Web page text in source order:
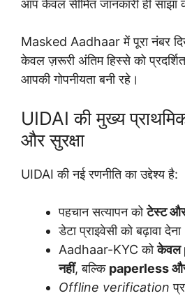
आप केवल सीमित जानकारी ही साझा
Masked Aadhaar में पूरा नंबर
केवल ज़रूरी अंतिम हिस्से को
आपकी गोपनीयता बनी रहे।
UIDAI की मुख्य
और सुरक्षा
UIDAI की नई रणनीति का उद्देश्य है:
पहचान सत्यापन कोटेस्ट
डेटा प्राइवेसी को बढ़ावा देना
Aadhaar-KYC कोकेवल
नहीं, बल्कि paperless
Offline verification